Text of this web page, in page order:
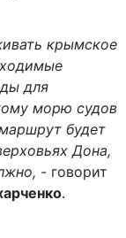
крымское
для
морю судов
будет
Дона,
- говорит
.